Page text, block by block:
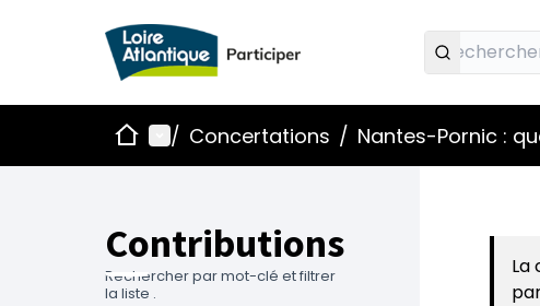
AccueilMenu principal
/ Concertations / Nantes-Pornic :
Contributions
Rechercher par mot-clé et filtrer
la liste .
La